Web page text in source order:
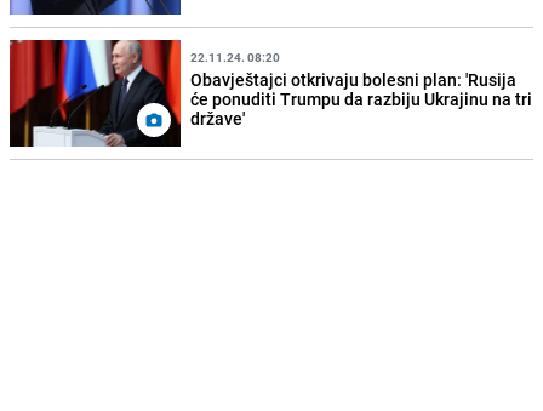
22.11.24. 08:20
Obavještajci otkrivaju bolesni plan: 'Rusija
će ponuditi Trumpu da razbiju Ukrajinu na tri
države'